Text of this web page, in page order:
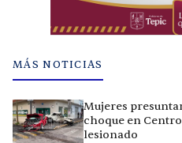
MÁS NOTICIAS
Mujeres
choque en
lesionado